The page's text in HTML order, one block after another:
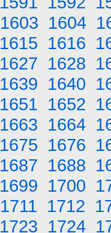
1603 1604
1615 1616
1627 1628
1639 1640
1651 1652
1663 1664
1675 1676
1687 1688
1699 1700
1711 1712
1723 1724